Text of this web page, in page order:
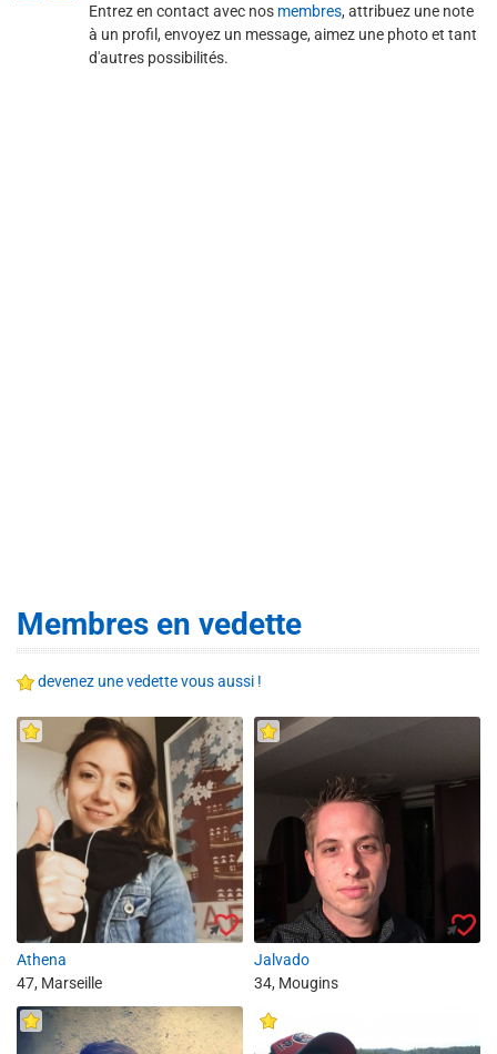
Entrez en contact avec nos membres, attribuez une note
à un profil, envoyez un message, aimez une photo et tant
d'autres possibilités.
Membres en vedette
devenez une vedette vous aussi !
Athena
47, Marseille
Jalvado
34, Mougins